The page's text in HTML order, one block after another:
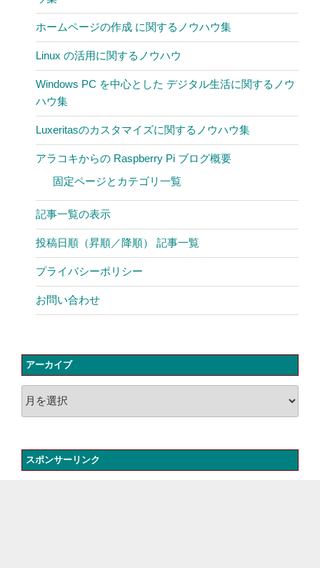
ホームページの作成 に関するノウハウ集
Linux の活用に関するノウハウ
Windows PC を中心とした デジタル生活に関するノウ
ハウ集
Luxeritasのカスタマイズに関するノウハウ集
アラコキからの Raspberry Pi ブログ概要
固定ページとカテゴリ一覧
記事一覧の表示
投稿日順（昇順／降順） 記事一覧
プライバシーポリシー
お問い合わせ
アーカイブ
ー
ブ
スポンサーリンク